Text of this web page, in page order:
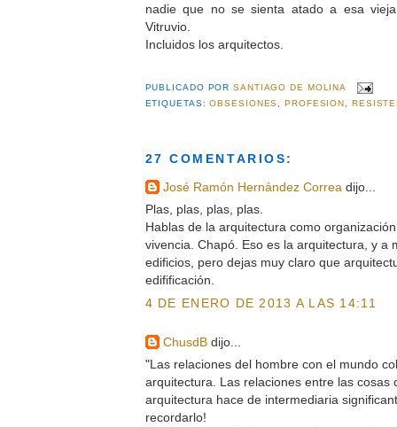
nadie que no se sienta atado a esa
Vitruvio.
Incluidos los arquitectos.
PUBLICADO PORSANTIAGO DE MOLINA
ETIQUETAS:OBSESIONES,PROFESION,
27 COMENTARIOS:
José Ramón Hernández Correa dijo...
Plas, plas, plas, plas.
Hablas de la arquitectura como
vivencia. Chapó. Eso es la arquitectura, y a
edificios, pero dejas muy claro que
edifificación.
4 DE ENERO DE 2013 A LAS 14:11
ChusdBdijo...
"Las relaciones del hombre con el mundo
arquitectura. Las relaciones entre las cosas
arquitectura hace de intermediaria
recordarlo!